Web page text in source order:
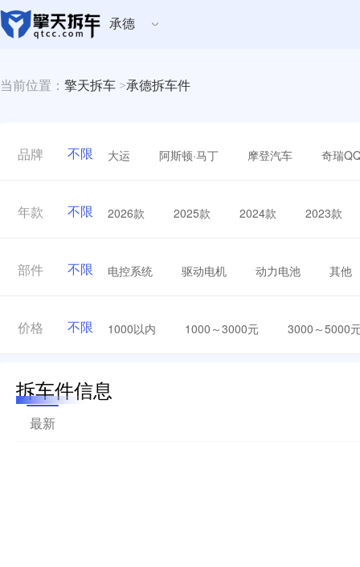
承德
当前位置： 擎天拆车 >承德拆车件
品牌 不限 大运 阿斯顿·马丁 摩登汽车 奇瑞
年款 不限 2026款 2025款 2024款 2023款
部件 不限 电控系统 驱动电机 动力电池 其他
价格 不限 1000以内 1000～3000元 3000～5000
拆车件信息
最新